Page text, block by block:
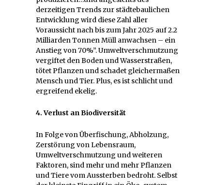
derzeitigen Trends zur städtebaulichen
Entwicklung wird diese Zahl aller
Voraussicht nach bis zum Jahr 2025 auf 2.2
Milliarden Tonnen Müll anwachsen – ein
Anstieg von 70%”. Umweltverschmutzung
vergiftet den Boden und Wasserstraßen,
tötet Pflanzen und schadet gleichermaßen
Mensch und Tier. Plus, es ist schlicht und
ergreifend ekelig.
4. Verlust an Biodiversität
In Folge von Überfischung, Abholzung,
Zerstörung von Lebensraum,
Umweltverschmutzung und weiteren
Faktoren, sind mehr und mehr Pflanzen
und Tiere vom Aussterben bedroht. Selbst